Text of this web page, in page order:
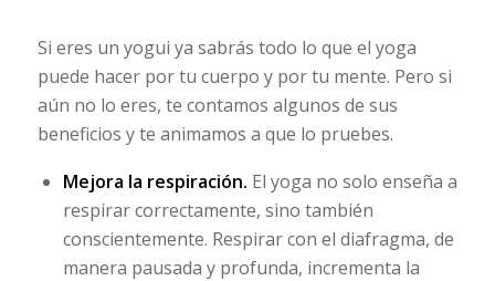
Si eres un yogui ya sabrás todo lo que el yoga
puede hacer por tu cuerpo y por tu mente. Pero si
aún no lo eres, te contamos algunos de sus
beneficios y te animamos a que lo pruebes.
Mejora la respiración. El yoga no solo enseña a
respirar correctamente, sino también
conscientemente. Respirar con el diafragma, de
manera pausada y profunda, incrementa la